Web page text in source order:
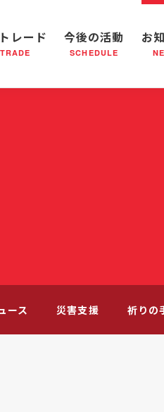
小隊(教会)のはたらき 日本
バザー 災害支援
物のご案内
レード 今後の活動
SCHEDULE
お
ース 災害支援 祈りの